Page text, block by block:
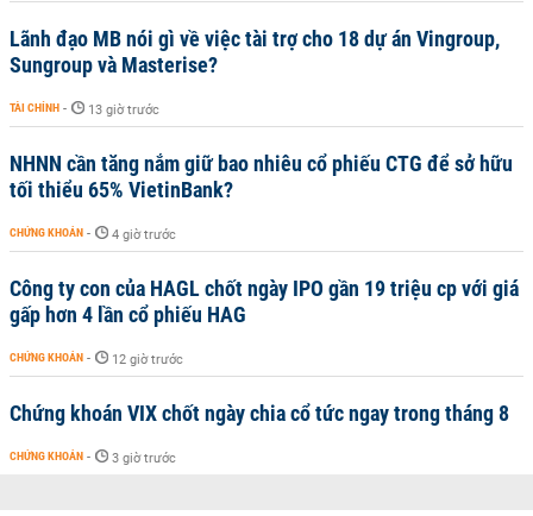
Lãnh đạo MB nói gì về việc tài trợ cho 18 dự án Vingroup,
Sungroup và Masterise?
TÀI CHÍNH - 13 giờ trước
NHNN cần tăng nắm giữ bao nhiêu cổ phiếu CTG để sở hữu
tối thiểu 65% VietinBank?
CHỨNG KHOÁN - 4 giờ trước
Công ty con của HAGL chốt ngày IPO gần 19 triệu cp với giá
gấp hơn 4 lần cổ phiếu HAG
CHỨNG KHOÁN - 12 giờ trước
Chứng khoán VIX chốt ngày chia cổ tức ngay trong tháng 8
CHỨNG KHOÁN - 3 giờ trước